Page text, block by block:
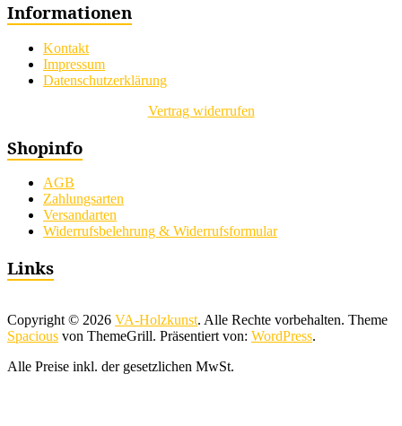
Informationen
Kontakt
Impressum
Datenschutzerklärung
Vertrag widerrufen
Shopinfo
AGB
Zahlungsarten
Versandarten
Widerrufsbelehrung & Widerrufsformular
Links
Copyright © 2026 VA-Holzkunst. Alle Rechte vorbehalten. Theme
Spacious von ThemeGrill. Präsentiert von: WordPress.
Alle Preise inkl. der gesetzlichen MwSt.